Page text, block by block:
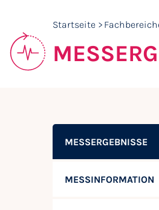
Startseite
MESSERGEBNISSE
MESSINFORMATION